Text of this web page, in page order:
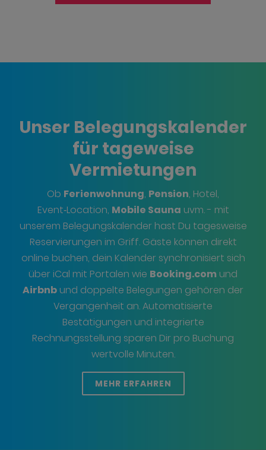
Unser Belegungskalender
für tageweise
Vermietungen
Ob Ferienwohnung, Pension, Hotel,
Event‑Location, Mobile Sauna uvm. - mit
unserem Belegungskalender hast Du tagesweise
Reservierungen im Griff. Gäste können direkt
online buchen, dein Kalender synchronisiert sich
über iCal mit Portalen wie Booking.com und
Airbnb und doppelte Belegungen gehören der
Vergangenheit an. Automatisierte
Bestätigungen und integrierte
Rechnungsstellung sparen Dir pro Buchung
wertvolle Minuten.
MEHR ERFAHREN